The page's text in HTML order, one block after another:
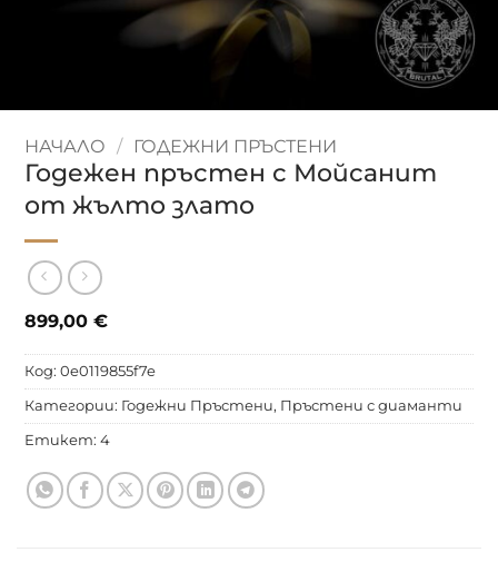
НАЧАЛО / ГОДЕЖНИ ПРЪСТЕНИ
Годежен пръстен с Мойсанит
от жълто злато
899,00€
Код:0e0119855f7e
Категории: Годежни Пръстени, Пръстени с диаманти
Етикет:4